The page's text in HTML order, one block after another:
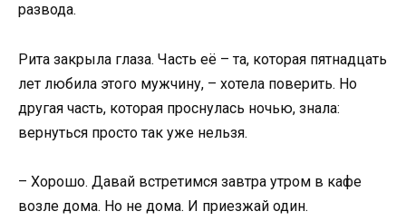
развода.
Рита закрыла глаза. Часть её – та, которая пятнадцать
лет любила этого мужчину, – хотела поверить. Но
другая часть, которая проснулась ночью, знала:
вернуться просто так уже нельзя.
– Хорошо. Давай встретимся завтра утром в кафе
возле дома. Но не дома. И приезжай один.